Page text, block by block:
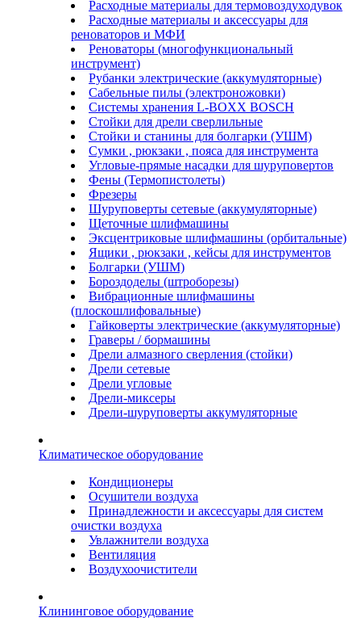
Расходные материалы для термовоздуходувок
Расходные материалы и аксессуары для
реноваторов и МФИ
Реноваторы (многофункциональный
инструмент)
Рубанки электрические (аккумуляторные)
Сабельные пилы (электроножовки)
Системы хранения L-BOXX BOSCH
Стойки для дрели сверлильные
Стойки и станины для болгарки (УШМ)
Сумки , рюкзаки , пояса для инструмента
Угловые-прямые насадки для шуруповертов
Фены (Термопистолеты)
Фрезеры
Шуруповерты сетевые (аккумуляторные)
Щеточные шлифмашины
Эксцентриковые шлифмашины (орбитальные)
Ящики , рюкзаки , кейсы для инструментов
Болгарки (УШМ)
Бороздоделы (штроборезы)
Вибрационные шлифмашины
(плоскошлифовальные)
Гайковерты электрические (аккумуляторные)
Граверы / бормашины
Дрели алмазного сверления (стойки)
Дрели сетевые
Дрели угловые
Дрели-миксеры
Дрели-шуруповерты аккумуляторные
Климатическое оборудование
Кондиционеры
Осушители воздуха
Принадлежности и аксессуары для систем
очистки воздуха
Увлажнители воздуха
Вентиляция
Воздухоочистители
Клининговое оборудование